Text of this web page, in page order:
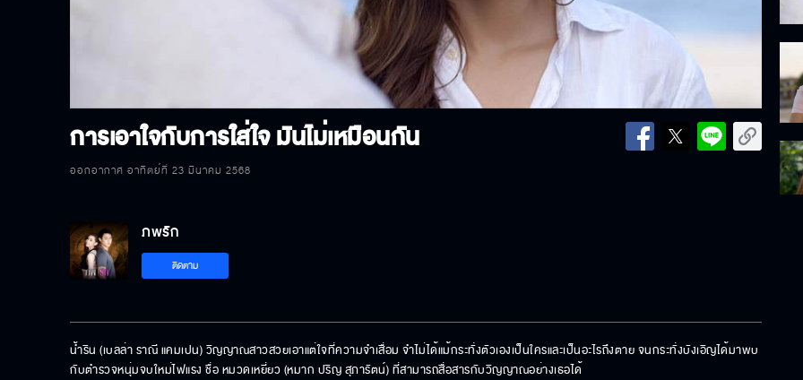
การเอาใจกับการใส่ใจ มันไม่เหมือนกัน
ออกอากาศ อาทิตย์ที่ 23 มีนาคม 2568
ภพรัก
ติดตาม
น้ำริน (เบลล่า ราณี แคมเปน) วิญญาณสาวสวยเอาแต่ใจที่ความจำเสื่อม จำไม่ได้แม้กระทั่งตัวเองเป็นใครและเป็นอะไรถึงตาย จนกระทั่งบังเอิญได้มาพบ
กับตำรวจหนุ่มจบใหม่ไฟแรง ชื่อ หมวดเหยี่ยว (หมาก ปริญ สุภารัตน์) ที่สามารถสื่อสารกับวิญญาณอย่างเธอได้